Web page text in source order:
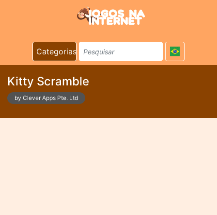
Categorias
Kitty Scramble
by Clever Apps Pte. Ltd